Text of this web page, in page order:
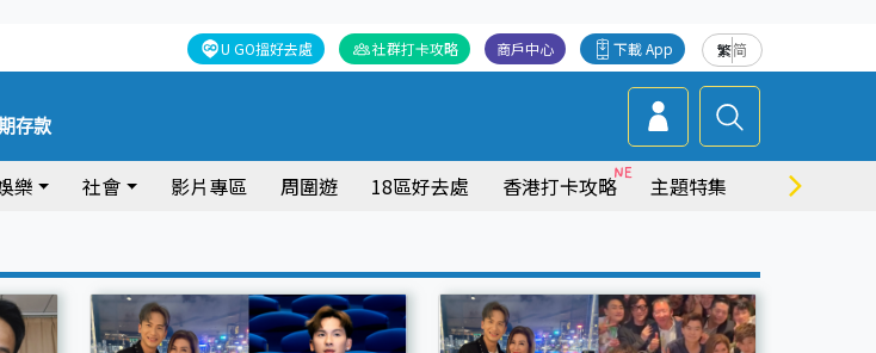
繁简
下載 App
商戶中心
社群打卡攻略
U GO搵好去處
存款
樂 社會 影片專區 周圍遊 18區好去處 香港打卡攻略 主題特集 商場情報